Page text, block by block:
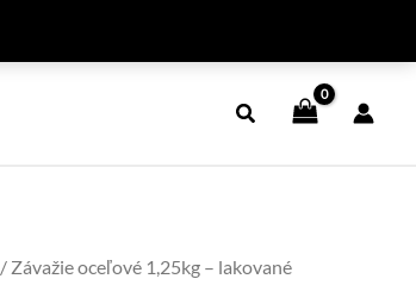
/ Závažie oceľové 1,25kg – lakované